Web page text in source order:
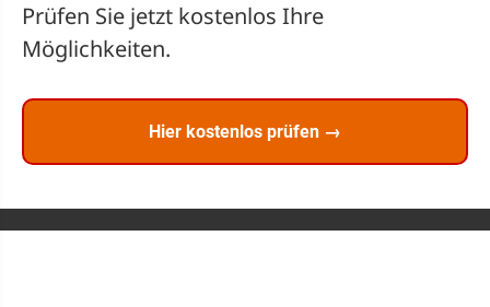
Prüfen Sie jetzt kostenlos Ihre
Möglichkeiten.
Hier kostenlos prüfen →